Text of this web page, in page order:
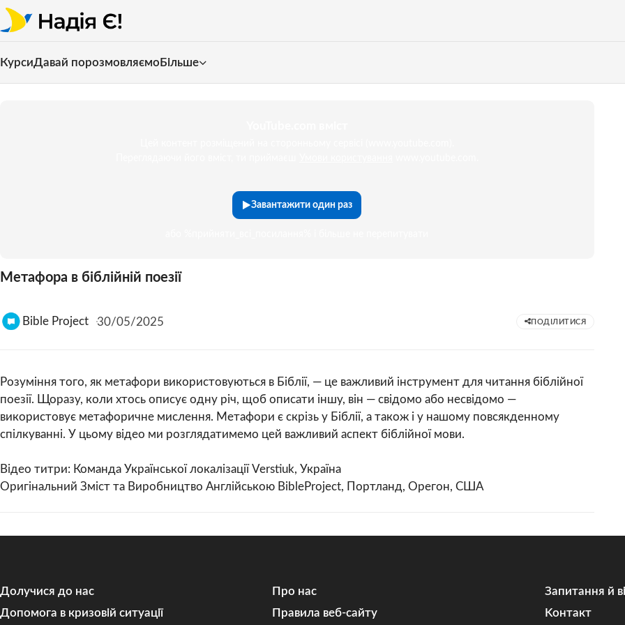
КурсиДавай порозмовляємо Більше
Завантажити один раз
Метафора в біблійній поезії
Bible Project 30/05/2025 ПОДІЛИТИСЯ
Розуміння того, як метафори використовуються в Біблії, — це важливий інструмент для читання біблійної
поезії. Щоразу, коли хтось описує одну річ, щоб описати іншу, він — свідомо або несвідомо —
використовує метафоричне мислення. Метафори є скрізь у Біблії, а також і у нашому повсякденному
спілкуванні. У цьому відео ми розглядатимемо цей важливий аспект біблійної мови.
Відео титри: Команда Української локалізації Verstiuk, Україна
Оригінальний Зміст та Виробництво Англійською BibleProject, Портланд, Орегон, США
Долучися до нас
Допомога в кризовій ситуації
Про нас
Правила веб-сайту
Запитання й
Kонтакт